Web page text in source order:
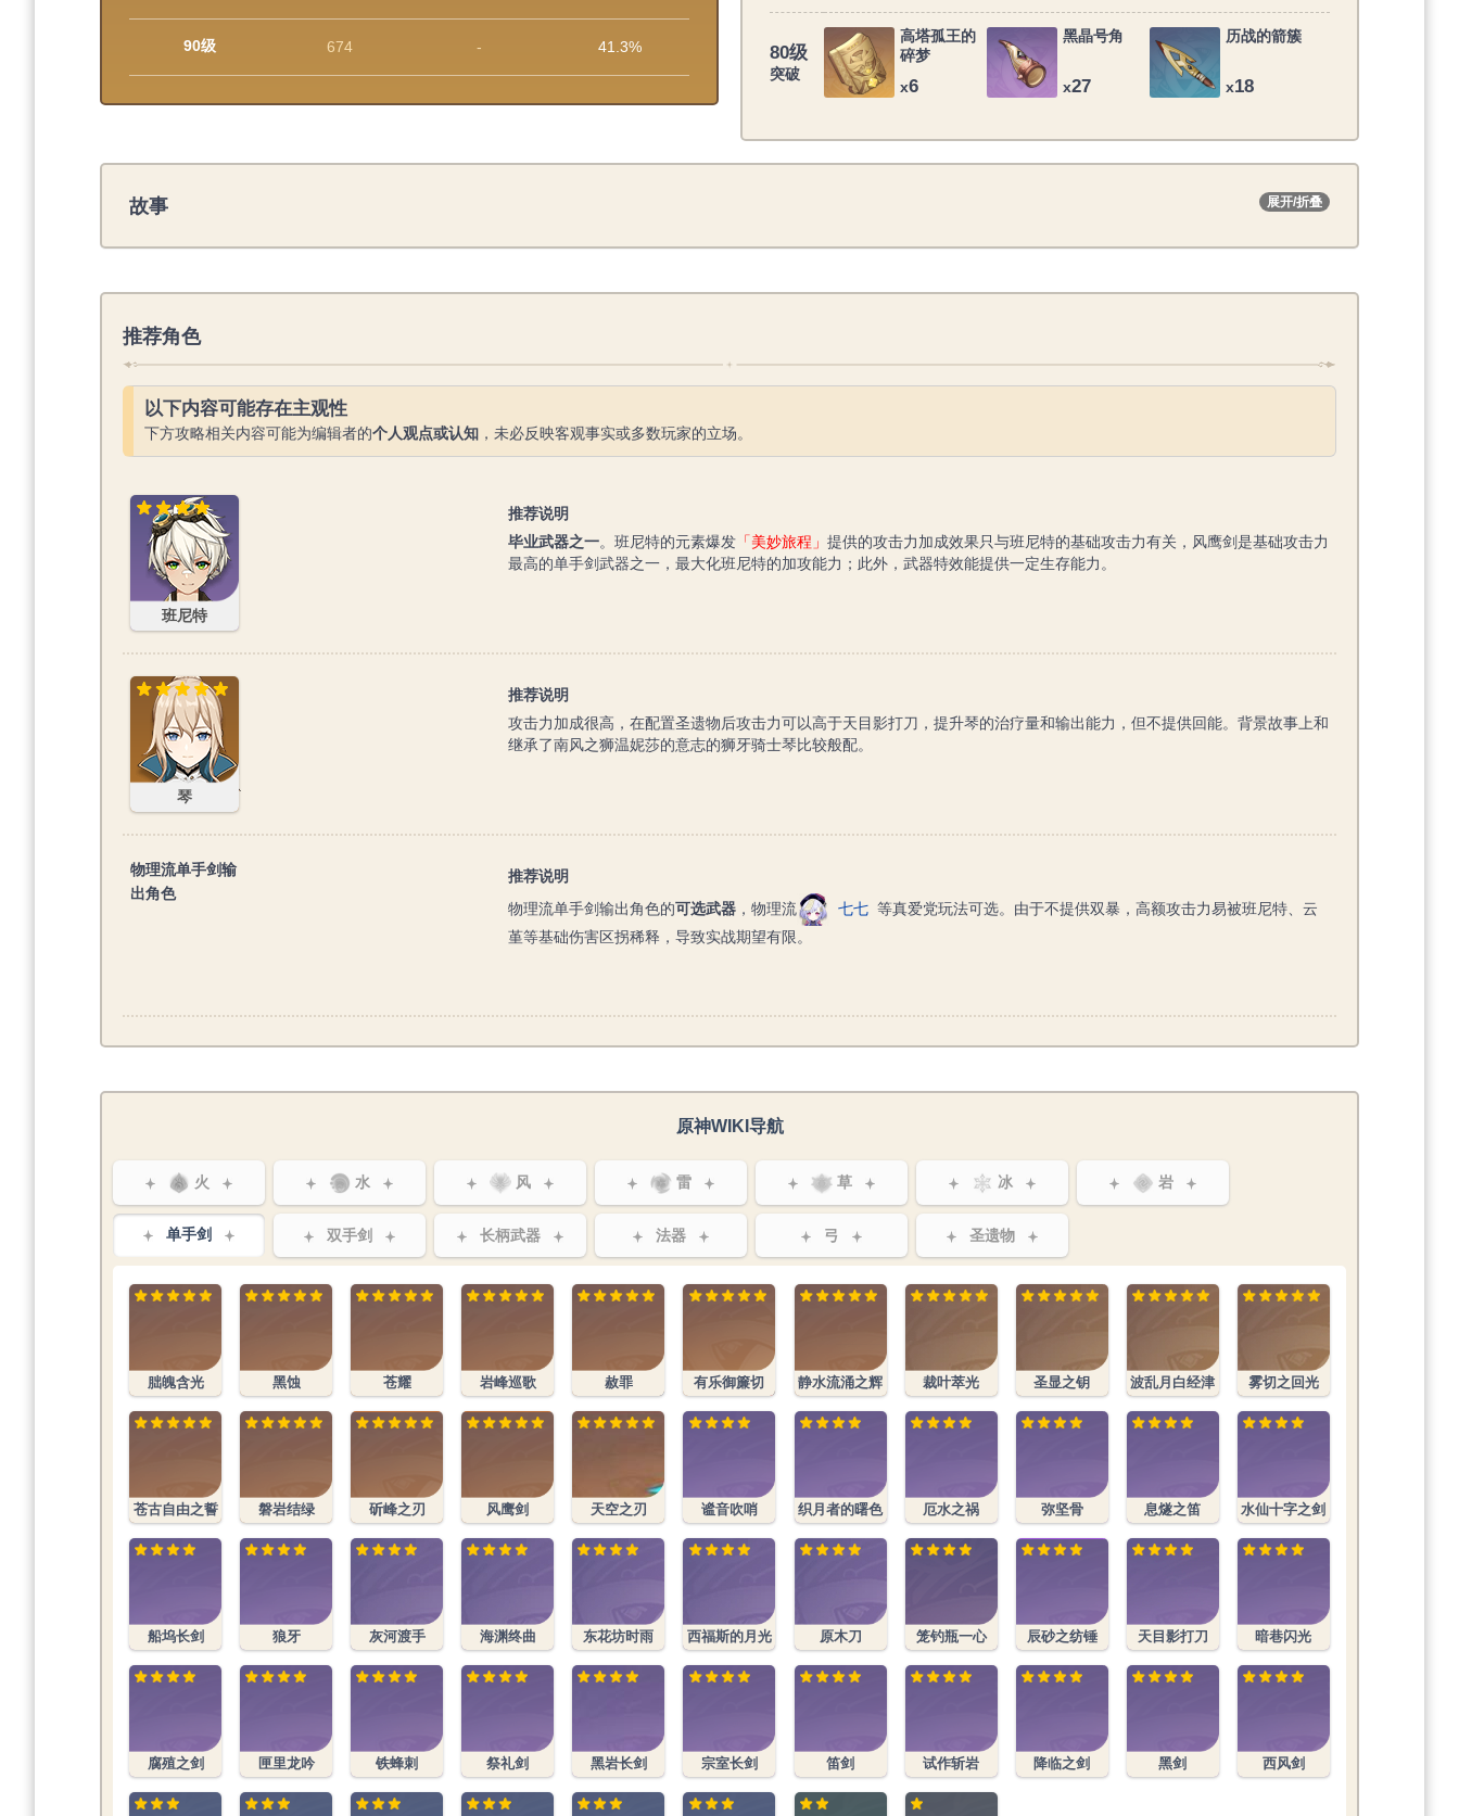
90级 674 - 41.3% 80级
突破
高塔孤王的
碎梦
x6
黑晶号角
x27
历战的箭簇
x18
故事 展开/折叠
推荐角色
以下内容可能存在主观性
下方攻略相关内容可能为编辑者的个人观点或认知 ，未必反映客观事实或多数玩家的立场。
班尼特
班尼特
推荐说明
毕业武器之一。班尼特的元素爆发 「美妙旅程」 提供的攻击力加成效果只与班尼特的基础攻击力有关，风鹰剑是基础攻击力
最高的单手剑武器之一，最大化班尼特的加攻能力；此外，武器特效能提供一定生存能力。
琴
琴
推荐说明
攻击力加成很高，在配置圣遗物后攻击力可以高于天目影打刀，提升琴的治疗量和输出能力，但不提供回能。背景故事上和
继承了南风之狮温妮莎的意志的狮牙骑士琴比较般配。
物理流单手剑输
出角色
推荐说明
物理流单手剑输出角色的可选武器 ，物理流 七七 等真爱党玩法可选。由于不提供双暴，高额攻击力易被班尼特、云
堇等基础伤害区拐稀释，导致实战期望有限。
原神WIKI导航
火 水 风 雷 草 冰 岩
单手剑 双手剑 长柄武器 法器 弓 圣遗物
朏魄含光 黑蚀 苍耀 岩峰巡歌 赦罪 有乐御簾切 静水流涌之辉 裁叶萃光 圣显之钥 波乱月白经津 雾切之回光
苍古自由之誓 磐岩结绿 斫峰之刃 风鹰剑 天空之刃 谧音吹哨 织月者的曙色 厄水之祸 弥坚骨 息燧之笛 水仙十字之剑
船坞长剑 狼牙 灰河渡手 海渊终曲 东花坊时雨 西福斯的月光 原木刀 笼钓瓶一心 辰砂之纺锤 天目影打刀 暗巷闪光
腐殖之剑 匣里龙吟 铁蜂刺 祭礼剑 黑岩长剑 宗室长剑 笛剑 试作斩岩 降临之剑 黑剑 西风剑